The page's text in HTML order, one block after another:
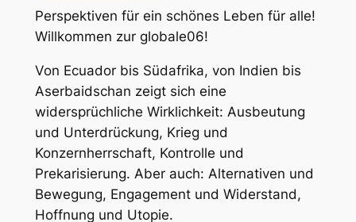
Perspektiven für ein schönes Leben für alle!
Willkommen zur globale06!
Von Ecuador bis Südafrika, von Indien bis
Aserbaidschan zeigt sich eine
widersprüchliche Wirklichkeit: Ausbeutung
und Unterdrückung, Krieg und
Konzernherrschaft, Kontrolle und
Prekarisierung. Aber auch: Alternativen und
Bewegung, Engagement und Widerstand,
Hoffnung und Utopie.